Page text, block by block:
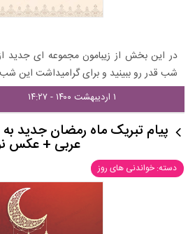
در این بخش از زیبامون مجموعه ای
شب قدر رو ببینید و برای گرامیداشت این شب
۱ اردیبهشت ۱۴۰۰ - ۱۴:۲۷
پیام تبریک ماه رمضان جدید
عربی + عکس
دسته: خواندنی های روز